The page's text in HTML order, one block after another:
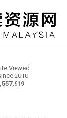
Viewed
2010